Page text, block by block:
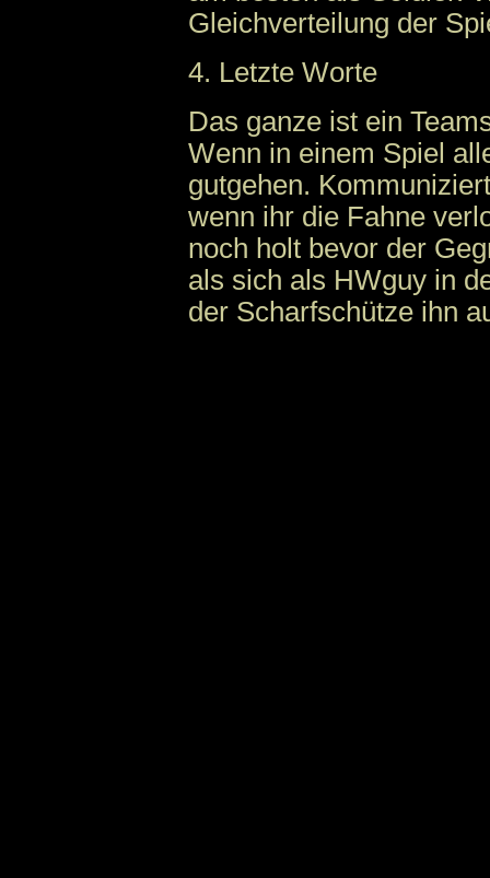
Gleichverteilung der
4. Letzte Worte
Das ganze ist ein
Wenn in einem Spiel
gutgehen.
wenn ihr die Fahne
noch holt bevor der
als sich als HWguy in
der Scharfschütze ihn